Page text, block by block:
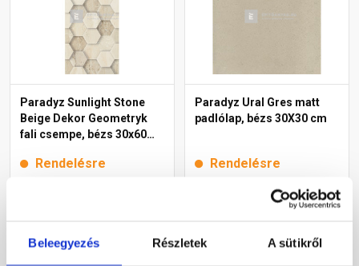
Beleegyezés Részletek A sütikről
Paradyz Sunlight Stone
Beige Dekor Geometryk
fali csempe, bézs 30x60
Rendelésre
Paradyz Ural Gres matt
padlólap, bézs 30X30 cm
Rendelésre